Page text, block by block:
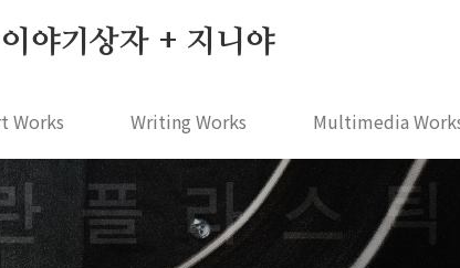
야기상자 + 지니야
Works Writing Works Multimedia